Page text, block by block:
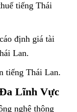
tiếng Thái
định giá tài
Lan.
tiếng Thái Lan.
Lĩnh Vực
nghệ thông